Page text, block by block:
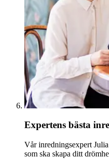
Expertens bästa
Vår inredningsexpert
som ska skapa ditt